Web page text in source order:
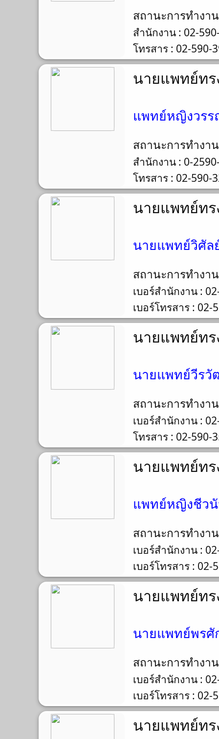
สถานะการทำงา
สำนักงาน : 02-
โทรสาร : 02-590-
นายแพทย์ท
แพทย์หญิงวร
สถานะการทำงา
สำนักงาน : 0-
โทรสาร : 02-590-
นายแพทย์ท
นายแพทย์วิศัล
สถานะการทำงา
เบอร์สำนักงาน :
เบอร์โทรสาร : 02-
นายแพทย์ท
นายแพทย์วีร
สถานะการทำงา
เบอร์สำนักงาน :
โทรสาร : 02-590-
นายแพทย์ท
แพทย์หญิงชีว
สถานะการทำงา
เบอร์สำนักงาน :
เบอร์โทรสาร : 02-
นายแพทย์ท
นายแพทย์พรศั
สถานะการทำงา
เบอร์สำนักงาน :
เบอร์โทรสาร : 02-
นายแพทย์ท